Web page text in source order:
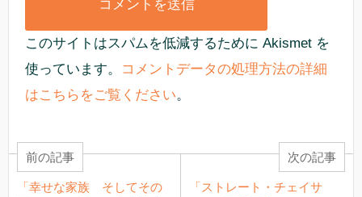
このサイトはスパムを低減するために Akismet を
使っています。
コメントデータの処理方法の詳細
はこちらをご覧ください。
前の記事
「幸せな家族 そしてその
次の記事
「ストレート・チェイサ